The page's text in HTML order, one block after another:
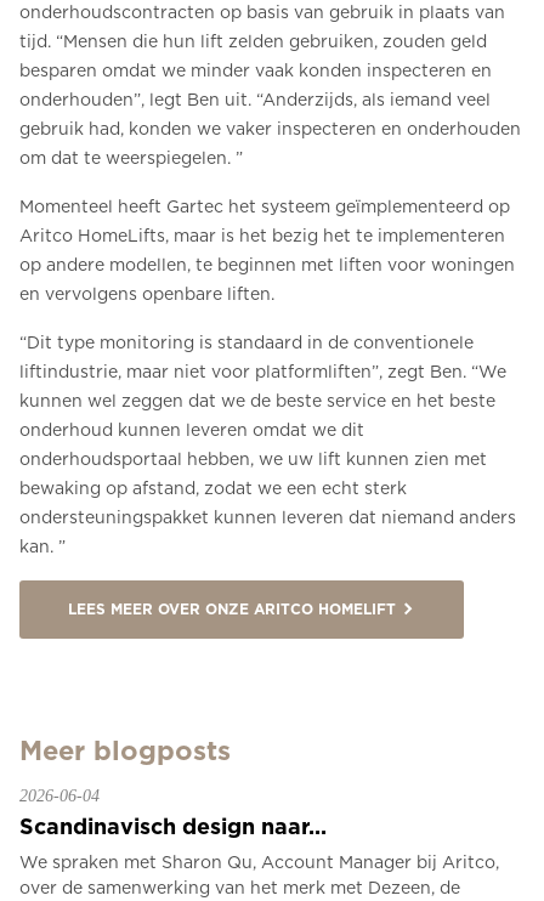
onderhoudscontracten op basis van gebruik in plaats van
tijd. “Mensen die hun lift zelden gebruiken, zouden geld
besparen omdat we minder vaak konden inspecteren en
onderhouden”, legt Ben uit. “Anderzijds, als iemand veel
gebruik had, konden we vaker inspecteren en onderhouden
om dat te weerspiegelen. ”
Momenteel heeft Gartec het systeem geïmplementeerd op
Aritco HomeLifts, maar is het bezig het te implementeren
op andere modellen, te beginnen met liften voor woningen
en vervolgens openbare liften.
“Dit type monitoring is standaard in de conventionele
liftindustrie, maar niet voor platformliften”, zegt Ben. “We
kunnen wel zeggen dat we de beste service en het beste
onderhoud kunnen leveren omdat we dit
onderhoudsportaal hebben, we uw lift kunnen zien met
bewaking op afstand, zodat we een echt sterk
ondersteuningspakket kunnen leveren dat niemand anders
kan. ”
LEES MEER OVER ONZE ARITCO HOMELIFT
Meer blogposts
2026-06-04
Scandinavisch design naar...
We spraken met Sharon Qu, Account Manager bij Aritco,
over de samenwerking van het merk met Dezeen, de